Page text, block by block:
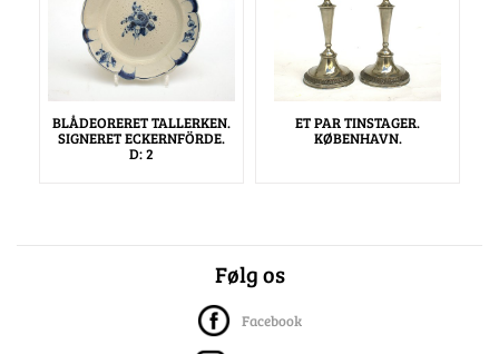
BLÅDEORERET TALLERKEN.
SIGNERET ECKERNFÖRDE.
D: 2
ET PAR TINSTAGER.
KØBENHAVN.
Følg os
Facebook